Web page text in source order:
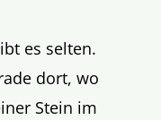
es selten.
dort, wo
Stein im